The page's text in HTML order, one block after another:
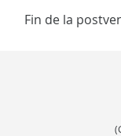
Fin de la